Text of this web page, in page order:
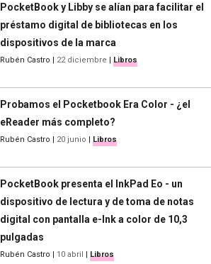
PocketBook y Libby se alían para facilitar el
préstamo digital de bibliotecas en los
dispositivos de la marca
Rubén Castro | 22 diciembre | Libros
Probamos el Pocketbook Era Color - ¿el
eReader más completo?
Rubén Castro | 20 junio | Libros
PocketBook presenta el InkPad Eo - un
dispositivo de lectura y de toma de notas
digital con pantalla e-Ink a color de 10,3
pulgadas
Rubén Castro | 10 abril | Libros